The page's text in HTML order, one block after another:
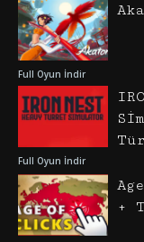
Full Oyun İndir
Full Oyun İndir
+